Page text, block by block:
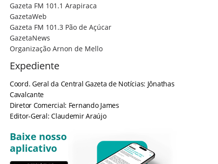
Gazeta FM 101.1 Arapiraca
GazetaWeb
Gazeta FM 101.3 Pão de Açúcar
GazetaNews
Organização Arnon de Mello
Expediente
Coord. Geral da Central Gazeta de Notícias: Jônathas
Cavalcante
Diretor Comercial: Fernando James
Editor-Geral: Claudemir Araújo
Baixe nosso
aplicativo